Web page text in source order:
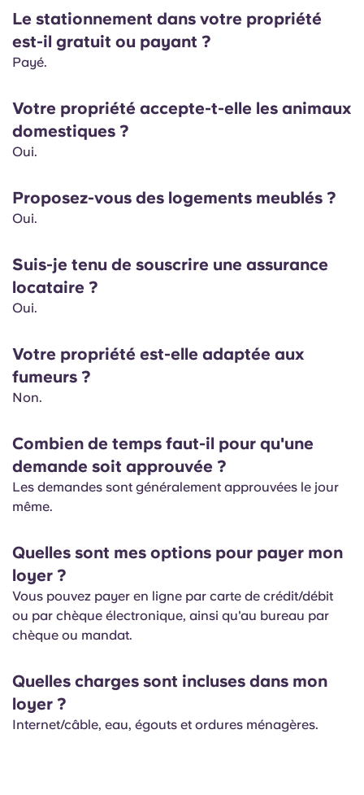
Le stationnement dans votre propriété
est-il gratuit ou payant ?
Payé.
Votre propriété accepte-t-elle les animaux
domestiques ?
Oui.
Proposez-vous des logements meublés ?
Oui.
Suis-je tenu de souscrire une assurance
locataire ?
Oui.
Votre propriété est-elle adaptée aux
fumeurs ?
Non.
Combien de temps faut-il pour qu'une
demande soit approuvée ?
Les demandes sont généralement approuvées le jour
même.
Quelles sont mes options pour payer mon
loyer ?
Vous pouvez payer en ligne par carte de crédit/débit
ou par chèque électronique, ainsi qu'au bureau par
chèque ou mandat.
Quelles charges sont incluses dans mon
loyer ?
Internet/câble, eau, égouts et ordures ménagères.